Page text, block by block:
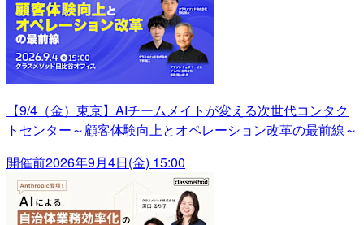
【9/4（金）東京】AIチームメイトが変える次世代コンタク
トセンター～顧客体験向上とオペレーション改革の最前線～
開催前2026年9月4日(金) 15:00